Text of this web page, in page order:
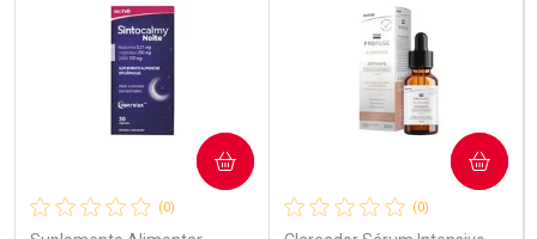
Comprar sem Desconto
Comprar sem Desconto
(0)
COMPRAR
(0)
COMPRAR